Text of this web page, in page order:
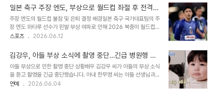
있습니다. 같은 사례를 ..
의 이탈을 팀 전력에 큰 손실이라고 언급하며 안타까움을 표했습니다.
엔도의 결정과 동료들을 향한 메시지엔도 선수는 본인의 의사에 따라
대표팀을 떠나기로 결정했으며, 소셜 미디어를 통해 후회 없는 결정이
었음을 밝혔습니다. 그는 카타르 월드컵 이후 주장으로서 팀을 이끌며
'월드컵 우승'이라는 목표를 함께 성장해 온 것을 자랑스럽게 생각한다
로운 풍경을 보여줄 것이라고 강..
일본 축구 주장 엔도, 부상으로 월드컵 좌절 후 전격
은퇴 선언
주장 엔도의 월드컵 불참 및 은퇴 결정 배경일본 축구 국가대표팀의 주
장 엔도 와타루 선수가 왼발 부상 여파로 인해 2026 북중미 월드컵에
출전하지 못하게 되었습니다. 이에 따라 엔도 선수는 국가대표팀 은퇴
마치노 슈토 선수가 발탁되었으며, 주장 완장은 이타쿠라 고 선수에게
돌아갔습니다. 엔도 선수는 카타르 월드컵에서 주전으로 활약하며 팀
의 16강 진출에 기여한 바 있습니다. 하지만 지난 2월 부상 이후 재활
에 집중했음에도 불구하고 월드컵 출전이라는 목표를 이루지 못해 아
쉬움을 표했습니다. 그는 자신의 SNS를 통해 후회는 없지만, 팀의 주
스포츠 2026.06.12
김강우, 아들 부상 소식에 촬영 중단…긴급 병원행 결
정
아들 부상으로 인한 촬영 중단 상황배우 김강우 씨가 아들의 부상 소식
을 듣고 촬영을 긴급 중단했습니다. 아내 한무영 씨는 아들 선생님과의
통화에서 아들이 축구 중 크게 다쳐 병원 진료가 필요하다는 소식을 전
연예 2026.06.04